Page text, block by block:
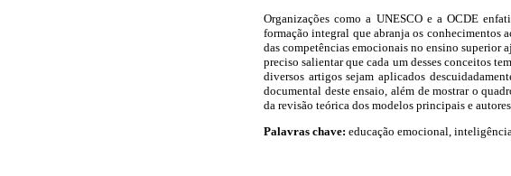
Organizações como a UNESCO e a OCDE
formação integral que abranja os conhecimentos
das competências emocionais no ensino superior
preciso salientar que cada um desses conceitos
diversos artigos sejam aplicados
documental deste ensaio, além de mostrar o
da revisão teórica dos modelos principais e
Palavras chave: educação emocional,